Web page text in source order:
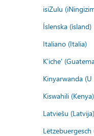
isiZulu
Íslenska (ísland)
Italiano (Italia)
K'iche'
Kinyarwanda (U
Kiswahili (Kenya)
Latviešu (Latvija)